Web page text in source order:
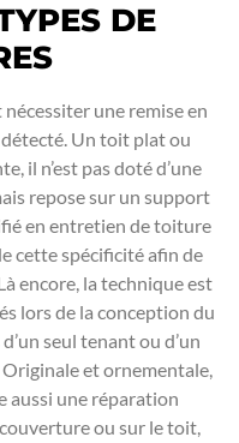
DE
une remise en
Un toit plat ou
il n’est pas doté d’une
repose sur un support
en entretien de toiture
cette spécificité afin de
encore, la technique est
lors de la conception du
seul tenant ou d’un
et ornementale,
aussi une réparation
ou sur le toit,